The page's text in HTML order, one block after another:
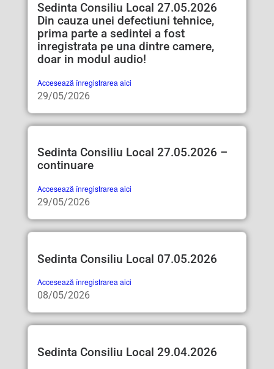
Sedinta Consiliu Local 27.05.2026
Din cauza unei defectiuni tehnice,
prima parte a sedintei a fost
inregistrata pe una dintre camere,
doar in modul audio!
Accesează înregistrarea aici
29/05/2026
Sedinta Consiliu Local 27.05.2026 –
continuare
Accesează înregistrarea aici
29/05/2026
Sedinta Consiliu Local 07.05.2026
Accesează înregistrarea aici
08/05/2026
Sedinta Consiliu Local 29.04.2026